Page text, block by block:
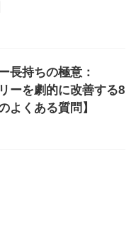
長持ちの極意：
ーを劇的に改善する8
よくある質問】